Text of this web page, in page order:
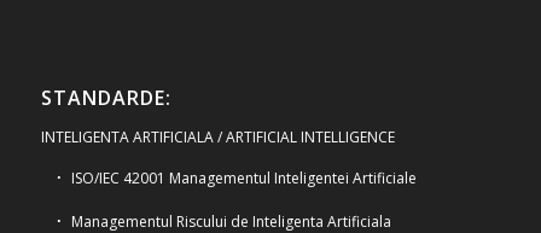
STANDARDE:
INTELIGENTA ARTIFICIALA / ARTIFICIAL INTELLIGENCE
ISO/IEC 42001 Managementul Inteligentei Artificiale
Managementul Riscului de Inteligenta Artificiala